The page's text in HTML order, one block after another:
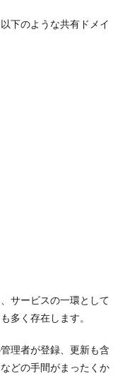
下のような共有ドメイ
サービスの一環として
多く存在します。
理者が登録、更新も含
どの手間がまったくか